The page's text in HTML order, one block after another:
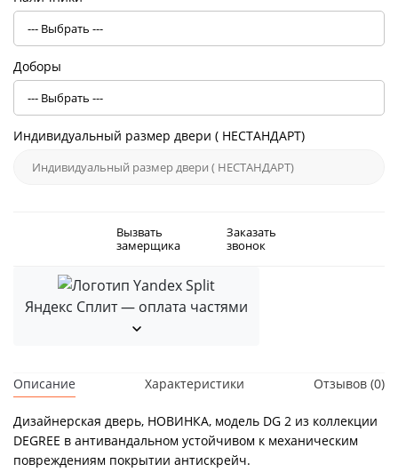
Доборы
Индивидуальный размер двери ( НЕСТАНДАРТ)
Вызвать
замерщика
Заказать
звонок
Яндекс Сплит — оплата частями
Описание Характеристики Отзывов (0)
Дизайнерская дверь, НОВИНКА, модель DG 2 из коллекции
DEGREE в антивандальном устойчивом к механическим
повреждениям покрытии антискрейч.